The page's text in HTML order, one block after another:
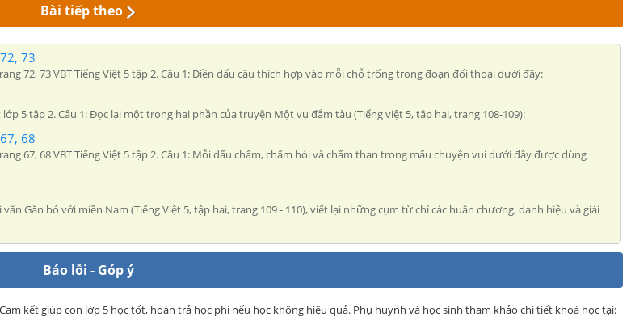
Bài tiếp theo
73
72, 73 VBT Tiếng Việt 5 tập 2. Câu 1: Điền dấu câu thích hợp vào mỗi chỗ trống trong đoạn đối thoại dưới đây:
5 tập 2. Câu 1: Đọc lại một trong hai phần của truyện Một vụ đắm tàu (Tiếng việt 5, tập hai, trang 108-109):
68
67, 68 VBT Tiếng Việt 5 tập 2. Câu 1: Mỗi dấu chấm, chấm hỏi và chấm than trong mẩu chuyện vui dưới đây được dùng
Gắn bó với miền Nam (Tiếng Việt 5, tập hai, trang 109 - 110), viết lại những cụm từ chỉ các huân chương, danh hiệu và giải
Báo lỗi - Góp ý
kết giúp con lớp 5 học tốt, hoàn trả học phí nếu học không hiệu quả. Phụ huynh và học sinh tham khảo chi tiết khoá học tại: